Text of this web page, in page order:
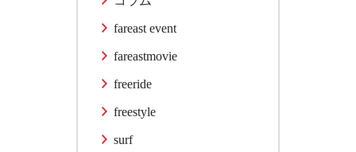
fareast event
fareastmovie
freeride
freestyle
surf